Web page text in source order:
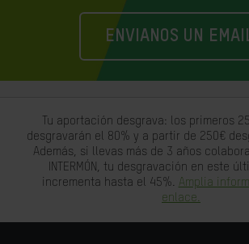
ENVIANOS UN
Tu aportación desgrava: los primeros
desgravarán el 80% y a partir de 250€
Además, si llevas más de 3 años
INTERMÓN, tu desgravación en este
incrementa hasta el 45%. Amplia
enlace.